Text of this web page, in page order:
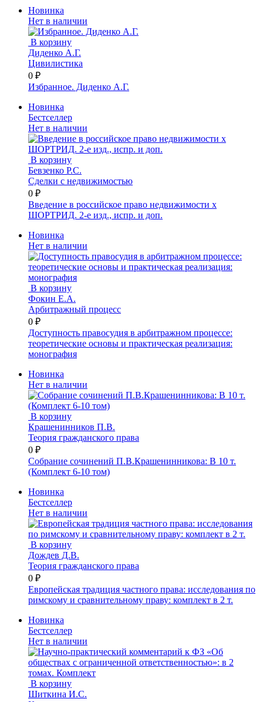
Новинка
Нет в наличии
В корзину
Диденко А.Г.
Цивилистика
0 ₽
Избранное. Диденко А.Г.
Новинка
Бестселлер
Нет в наличии
В корзину
Бевзенко Р.С.
Сделки с недвижимостью
0 ₽
Введение в российское право недвижимости x
ШОРТРИД. 2-е изд., испр. и доп.
Новинка
Нет в наличии
В корзину
Фокин Е.А.
Арбитражный процесс
0 ₽
Доступность правосудия в арбитражном процессе:
теоретические основы и практическая реализация:
монография
Новинка
Нет в наличии
В корзину
Крашенинников П.В.
Теория гражданского права
0 ₽
Собрание сочинений П.В.Крашенинникова: В 10 т.
(Комплект 6-10 том)
Новинка
Бестселлер
Нет в наличии
В корзину
Дождев Д.В.
Теория гражданского права
0 ₽
Европейская традиция частного права: исследования по
римскому и сравнительному праву: комплект в 2 т.
Новинка
Бестселлер
Нет в наличии
В корзину
Шиткина И.С.